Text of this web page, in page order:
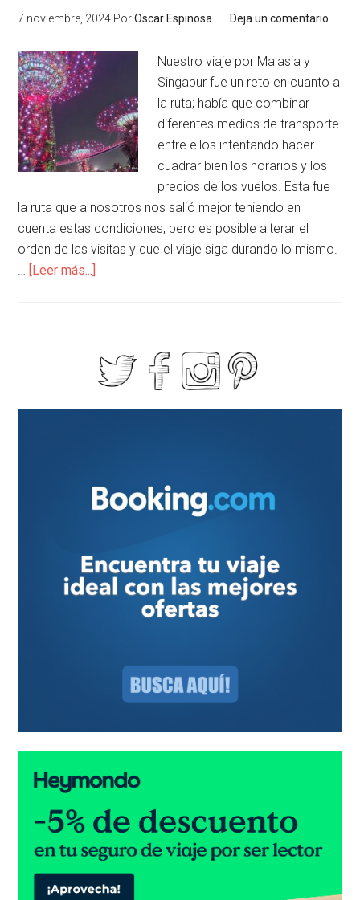
7 noviembre, 2024 PorOscar Espinosa Deja un comentario
Nuestro viaje por Malasia y
Singapur fue un reto en cuanto a
la ruta; había que combinar
diferentes medios de transporte
entre ellos intentando hacer
cuadrar bien los horarios y los
precios de los vuelos. Esta fue
la ruta que a nosotros nos salió mejor teniendo en
cuenta estas condiciones, pero es posible alterar el
orden de las visitas y que el viaje siga durando lo mismo.
… [Leer más...]